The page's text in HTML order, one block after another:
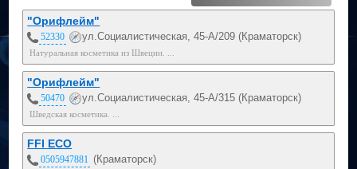
"Орифлейм"
52330 ул.Социалистическая, 45-А/209 (Краматорск)
Натуральная косметика из Швеции. ...
"Орифлейм"
50470 ул.Социалистическая, 45-А/315 (Краматорск)
Шведская косметика. ...
FFI ECO
0505947881 (Краматорск)